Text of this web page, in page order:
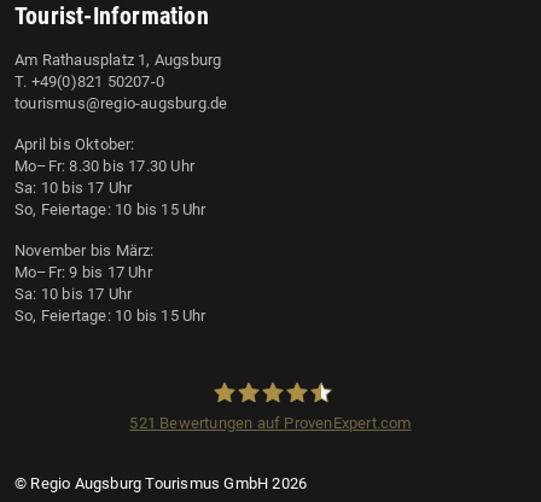
Tourist-Information
Am Rathausplatz 1, Augsburg
T. +49(0)821 50207-0
tourismus@regio-augsburg.de
April bis Oktober:
Mo–Fr: 8.30 bis 17.30 Uhr
Sa: 10 bis 17 Uhr
So, Feiertage: 10 bis 15 Uhr
November bis März:
Mo–Fr: 9 bis 17 Uhr
Sa: 10 bis 17 Uhr
So, Feiertage: 10 bis 15 Uhr
521 Bewertungen auf ProvenExpert.com
© Regio Augsburg Tourismus GmbH 2026